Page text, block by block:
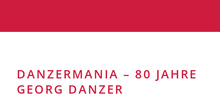
DANZERMANIA – 80 JAHRE
GEORG DANZER